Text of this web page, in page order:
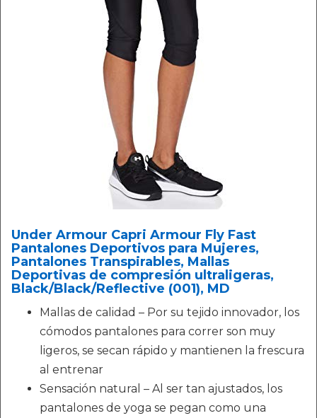
Under Armour Capri Armour Fly Fast
Pantalones Deportivos para Mujeres,
Pantalones Transpirables, Mallas
Deportivas de compresión ultraligeras,
Black/Black/Reflective (001), MD
Mallas de calidad – Por su tejido innovador, los
cómodos pantalones para correr son muy
ligeros, se secan rápido y mantienen la frescura
al entrenar
Sensación natural – Al ser tan ajustados, los
pantalones de yoga se pegan como una